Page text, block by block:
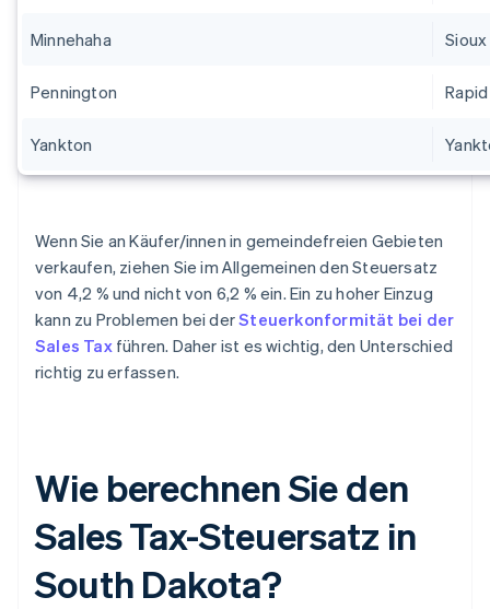
Minnehaha Sioux
Pennington
Yankton
Wenn Sie an Käufer/innen in gemeindefreien Gebieten
verkaufen, ziehen Sie im Allgemeinen den Steuersatz
von 4,2 % und nicht von 6,2 % ein. Ein zu hoher Einzug
kann zu Problemen bei derSteuerkonformität bei der
Sales Taxführen. Daher ist es wichtig, den Unterschied
richtig zu erfassen.
Wie berechnen Sie den
Sales Tax-Steuersatz in
South Dakota?